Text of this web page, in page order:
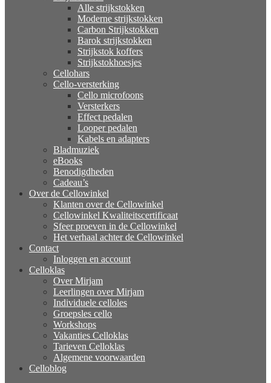
Alle strijkstokken
Moderne strijkstokken
Carbon Strijkstokken
Barok strijkstokken
Strijkstok koffers
Strijkstokhoesjes
Cellohars
Cello-versterking
Cello microfoons
Versterkers
Effect pedalen
Looper pedalen
Kabels en adapters
Bladmuziek
eBooks
Benodigdheden
Cadeau’s
Over de Cellowinkel
Klanten over de Cellowinkel
Cellowinkel Kwaliteitscertificaat
Sfeer proeven in de Cellowinkel
Het verhaal achter de Cellowinkel
Contact
Inloggen en account
Celloklas
Over Mirjam
Leerlingen over Mirjam
Individuele celloles
Groepsles cello
Workshops
Vakanties Celloklas
Tarieven Celloklas
Algemene voorwaarden
Celloblog